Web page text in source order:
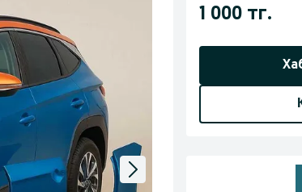
1 000 тг.